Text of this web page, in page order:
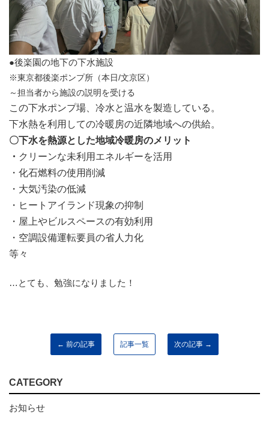
●後楽園の地下の下水施設
※東京都後楽ポンプ所（本日/文京区）
～担当者から施設の説明を受ける
この下水ポンプ場、冷水と温水を製造している。
下水熱を利用しての冷暖房の近隣地域への供給。
〇下水を熱源とした地域冷暖房のメリット
・ クリーンな未利用エネルギーを活用
・化石燃料の使用削減
・大気汚染の低減
・ヒートアイランド現象の抑制
・屋上やビルスペースの有効利用
・空調設備運転要員の省人力化
等々
…とても、勉強になりました！
← 前の記事 記事一覧 次の記事 →
CATEGORY
お知らせ